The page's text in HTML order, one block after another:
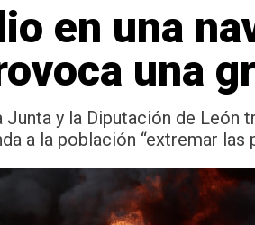
en una
una
y la Diputación de León
a la población “extremar las